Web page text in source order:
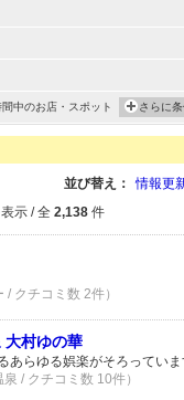
中のお店・スポット さらに
並び替え： 情報更
示 / 全 2,138 件
/ クチコミ数 2件）
大村ゆの華
あらゆる娯楽がそろってい
泉 / クチコミ数 10件）